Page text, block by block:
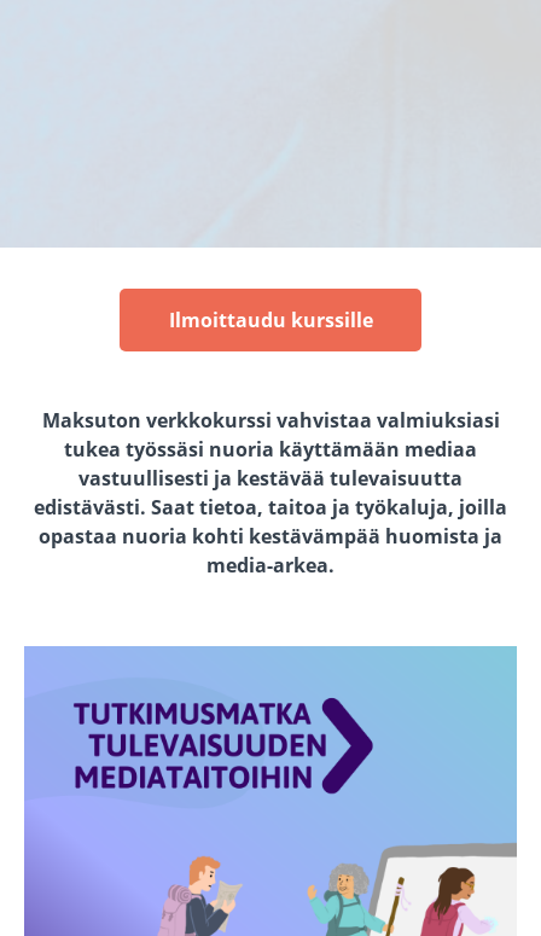
Ilmoittaudu kurssille
Maksuton verkkokurssi vahvistaa valmiuksiasi
tukea työssäsi nuoria käyttämään mediaa
vastuullisesti ja kestävää tulevaisuutta
edistävästi. Saat tietoa, taitoa ja työkaluja, joilla
opastaa nuoria kohti kestävämpää huomista ja
media-arkea.